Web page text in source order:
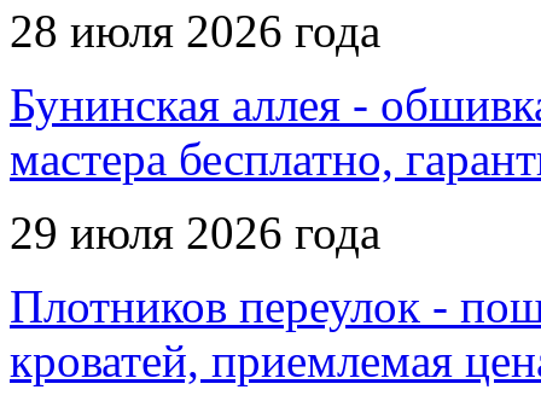
28 июля 2026 года
Бунинская аллея -
мастера бесплатно,
29 июля 2026 года
Плотников переулок -
кроватей, приемлемая